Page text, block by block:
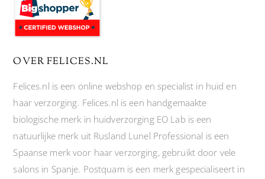
OVER FELICES.NL
Felices.nl is een online webshop en specialist in huid en
haar verzorging. Felices.nl is een handgemaakte
biologische merk in huidverzorging EO Lab is een
natuurlijke merk uit Rusland Lunel Professional is een
Spaanse merk voor haar verzorging, gebruikt door vele
salons in Spanje. Postquam is een merk gespecialiseert in